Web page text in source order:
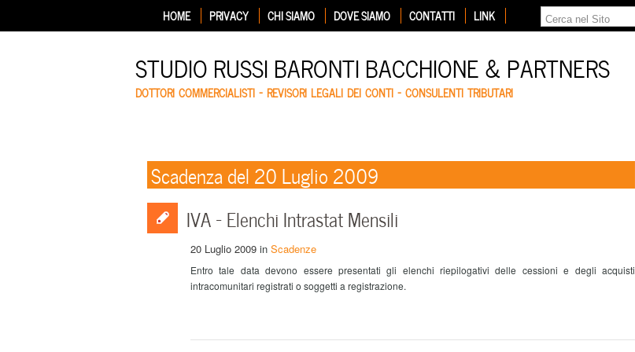
HOME PRIVACY CHI SIAMO DOVE SIAMO CONTATTI LINK
STUDIO RUSSI BARONTI BACCHIONE & PARTNERS
DOTTORI COMMERCIALISTI – REVISORI LEGALI DEI CONTI – CONSULENTI TRIBUTARI
Scadenza del 20 Luglio 2009
IVA – Elenchi Intrastat Mensili
20 Luglio 2009 in Scadenze
Entro tale data devono essere presentati gli elenchi riepilogativi delle cessioni e degli acquisti
intracomunitari registrati o soggetti a registrazione.